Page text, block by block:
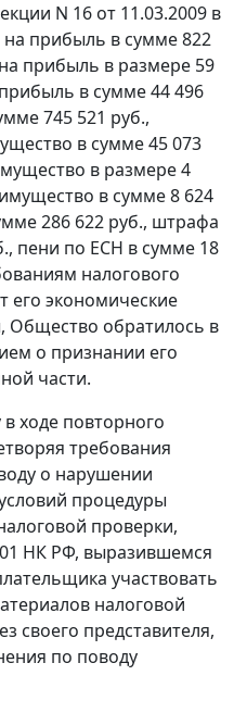
N 16 от 11.03.2009 в
на прибыль в сумме 822
прибыль в размере 59
в сумме 44 496
745 521 руб.,
в сумме 45 073
в размере 4
в сумме 8 624
286 622 руб., штрафа
пени по ЕСН в сумме 18
налогового
его экономические
Общество обратилось в
о признании его
части.
ходе повторного
требования
о нарушении
процедуры
проверки,
НК РФ, выразившемся
участвовать
налоговой
своего представителя,
по поводу